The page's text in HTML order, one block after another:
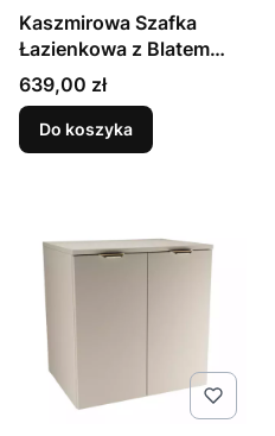
Kaszmirowa Szafka
Łazienkowa z Blatem
60cm 2 Szuflady Orio
Cena
639,00 zł
Do koszyka